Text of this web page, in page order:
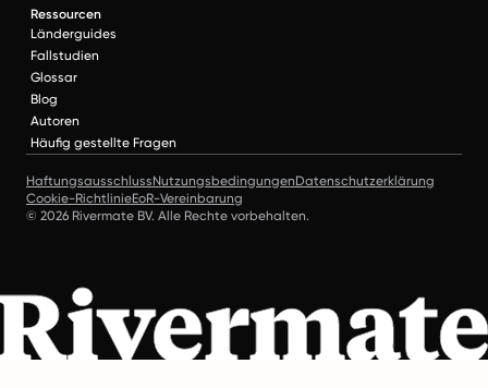
Ressourcen
Länderguides
Fallstudien
Glossar
Blog
Autoren
Häufig gestellte Fragen
HaftungsausschlussNutzungsbedingungenDatenschutzerklärung
Cookie-RichtlinieEoR-Vereinbarung
© 2026 Rivermate BV. Alle Rechte vorbehalten.